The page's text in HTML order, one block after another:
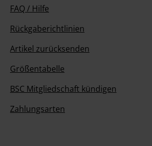
FAQ / Hilfe
Rückgaberichtlinien
Artikel zurücksenden
Größentabelle
BSC Mitgliedschaft kündigen
Zahlungsarten